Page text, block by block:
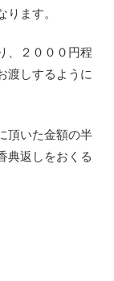
ます。
、２０００円程
渡しするように
頂いた金額の半
典返しをおくる